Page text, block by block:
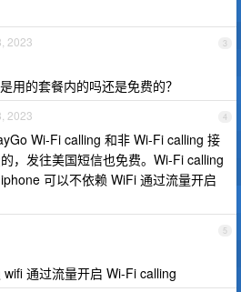
3
2023
用的套餐内的吗还是免费的？
4
2023
Wi-Fi calling 和非 Wi-Fi calling 接
，发往美国短信也免费。Wi-Fi calling
可以不依赖 WiFi 通过流量开启
5
通过流量开启 Wi-Fi calling